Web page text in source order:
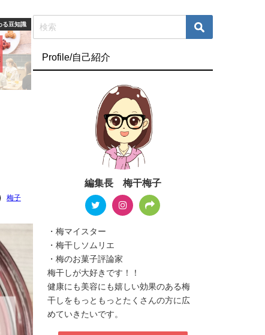
る豆知識
梅子
Profile/自己紹介
編集長 梅干梅子
・梅マイスター
・梅干しソムリエ
・梅のお菓子評論家
梅干しが大好きです！！
健康にも美容にも嬉しい効果のある梅
干しをもっともっとたくさんの方に広
めていきたいです。